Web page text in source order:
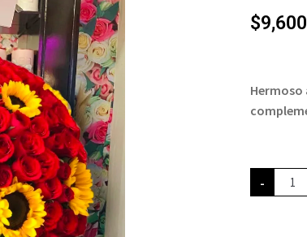
$
Hermoso
-